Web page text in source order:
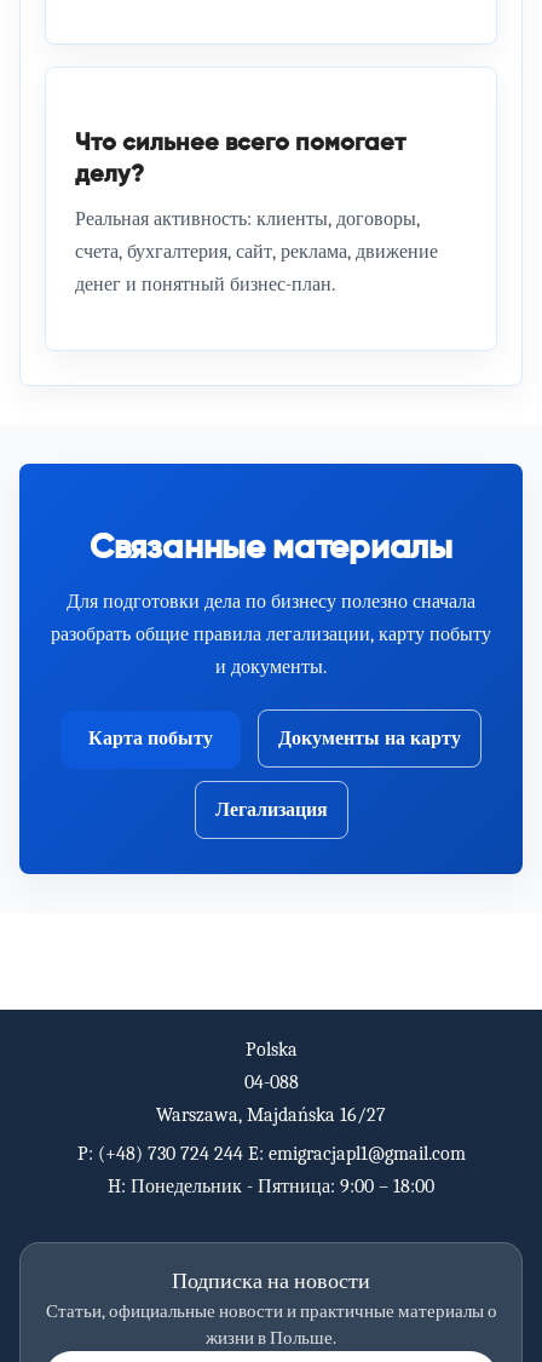
Что сильнее всего помогает
делу?
Реальная активность: клиенты, договоры,
счета, бухгалтерия, сайт, реклама, движение
денег и понятный бизнес-план.
Связанные материалы
Для подготовки дела по бизнесу полезно сначала
разобрать общие правила легализации, карту побыту
и документы.
Карта побыту Документы на карту
Легализация
Polska
04-088
Warszawa, Majdańska 16/27
P: (+48) 730 724 244E: emigracjapl1@gmail.com
H: Понедельник - Пятница: 9:00 – 18:00
Подписка на новости
Статьи, официальные новости и практичные материалы о
жизни в Польше.